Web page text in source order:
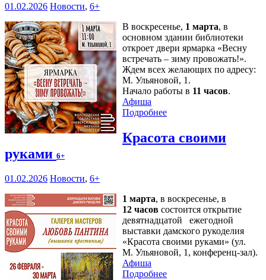
01.02.2026 Новости, 6+
В воскресенье, 1 марта, в
основном здании библиотеки
откроет двери ярмарка «Весну
встречать – зиму провожать!».
Ждем всех желающих по адресу:
М. Ульяновой, 1.
Начало работы в 11 часов.
Афиша
Подробнее
Красота своими
руками 6+
01.02.2026 Новости, 6+
1 марта, в воскресенье, в
12 часов состоится открытие
девятнадцатой ежегодной
выставки дамского рукоделия
«Красота своими руками» (ул.
М. Ульяновой, 1, конференц-зал).
Афиша
Подробнее